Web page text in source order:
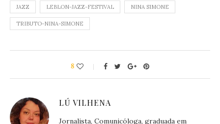
JAZZ LEBLON-JAZZ-FESTIVAL NINA SIMONE
TRIBUTO-NINA-SIMONE
8
LÚ VILHENA
Jornalista, Comunicóloga, graduada em